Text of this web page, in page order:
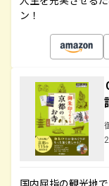
ン！
国内屈指の観光地